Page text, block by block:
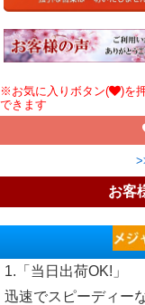
※お気に入りボタン(
)を
できます
お客
1.「当日出荷OK!」
迅速でスピーディー